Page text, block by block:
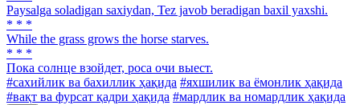
Paysalga soladigan saxiydan, Tez javob beradigan baxil yaxshi.
* * *
While the grass grows the horse starves.
* * *
Пока солнце взойдет, роса очи выест.
#сахийлик ва бахиллик ҳақида #яхшилик ва ёмонлик ҳақида
#вақт ва фурсат қадри ҳақида #мардлик ва номардлик ҳақида